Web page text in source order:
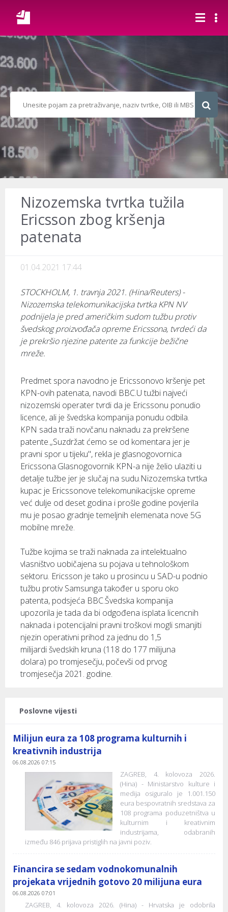
Nizozemska tvrtka tužila
Ericsson zbog kršenja
patenata
01.04.2021 17:44
STOCKHOLM, 1. travnja 2021. (Hina/Reuters) -
Nizozemska telekomunikacijska tvrtka KPN NV
podnijela je pred američkim sudom tužbu protiv
švedskog proizvođača opreme Ericssona, tvrdeći da
je prekršio njezine patente za funkcije bežične
mreže.
Predmet spora navodno je Ericssonovo kršenje pet
KPN-ovih patenata, navodi BBC.U tužbi najveći
nizozemski operater tvrdi da je Ericssonu ponudio
licence, ali je švedska kompanija ponudu odbila.
KPN sada traži novčanu naknadu za prekršene
patente.„Suzdržat ćemo se od komentara jer je
pravni spor u tijeku", rekla je glasnogovornica
Ericssona.Glasnogovornik KPN-a nije želio ulaziti u
detalje tužbe jer je slučaj na sudu.Nizozemska tvrtka
kupac je Ericssonove telekomunikacijske opreme
već dulje od deset godina i prošle godine povjerila
mu je posao gradnje temeljnih elemenata nove 5G
mobilne mreže.
Tužbe kojima se traži naknada za intelektualno
vlasništvo uobičajena su pojava u tehnološkom
sektoru. Ericsson je tako u prosincu u SAD-u podnio
tužbu protiv Samsunga također u sporu oko
patenta, podsjeća BBC.Švedska kompanija
upozorila je tada da bi odgođena isplata licencnih
naknada i potencijalni pravni troškovi mogli smanjiti
njezin operativni prihod za jednu do 1,5
milijardi švedskih kruna (118 do 177 milijuna
dolara) po tromjesečju, počevši od prvog
tromjesečja 2021. godine.
Poslovne vijesti
Milijun eura za 108 programa kulturnih i
kreativnih industrija
06.08.2026 07:15
ZAGREB, 4. kolovoza 2026.
(Hina) - Ministarstvo kulture i
medija osiguralo je 1.001.150
eura bespovratnih sredstava za
108 programa poduzetništva u
kulturnim i kreativnim
industrijama, odabranih
između 846 prijava pristiglih na javni poziv.
Financira se sedam vodnokomunalnih
projekata vrijednih gotovo 20 milijuna eura
06.08.2026 07:01
ZAGREB, 4. kolovoza 2026. (Hina) - Hrvatska je odobrila